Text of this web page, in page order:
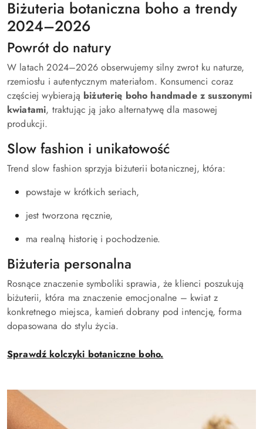
Biżuteria botaniczna boho a trendy
2024–2026
Powrót do natury
W latach 2024–2026 obserwujemy silny zwrot ku naturze,
rzemiosłu i autentycznym materiałom. Konsumenci coraz
częściej wybierają biżuterię boho handmade z suszonymi
kwiatami, traktując ją jako alternatywę dla masowej
produkcji.
Slow fashion i unikatowość
Trend slow fashion sprzyja biżuterii botanicznej, która:
powstaje w krótkich seriach,
jest tworzona ręcznie,
ma realną historię i pochodzenie.
Biżuteria personalna
Rosnące znaczenie symboliki sprawia, że klienci poszukują
biżuterii, która ma znaczenie emocjonalne – kwiat z
konkretnego miejsca, kamień dobrany pod intencję, forma
dopasowana do stylu życia.
Sprawdź kolczyki botaniczne boho.